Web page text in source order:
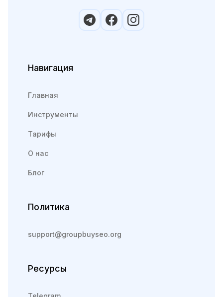
Навигация
Главная
Инструменты
Тарифы
О нас
Блог
Политика
support@groupbuyseo.org
Ресурсы